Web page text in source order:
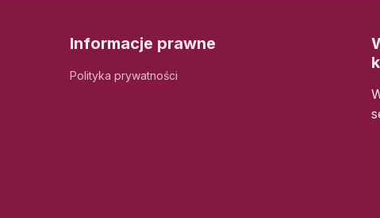
Informacje prawne
Polityka prywatności